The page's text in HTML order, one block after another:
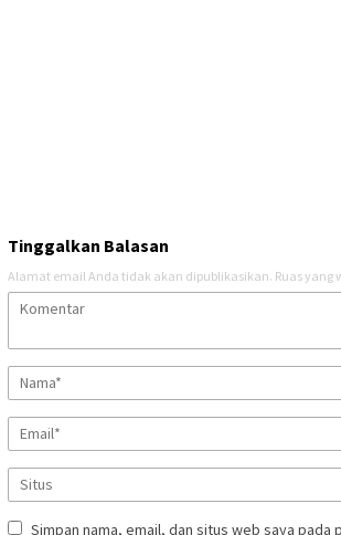
Tinggalkan Balasan
Alamat email Anda tidak akan dipublikasikan. Ruas yang
Simpan nama, email, dan situs web saya pada